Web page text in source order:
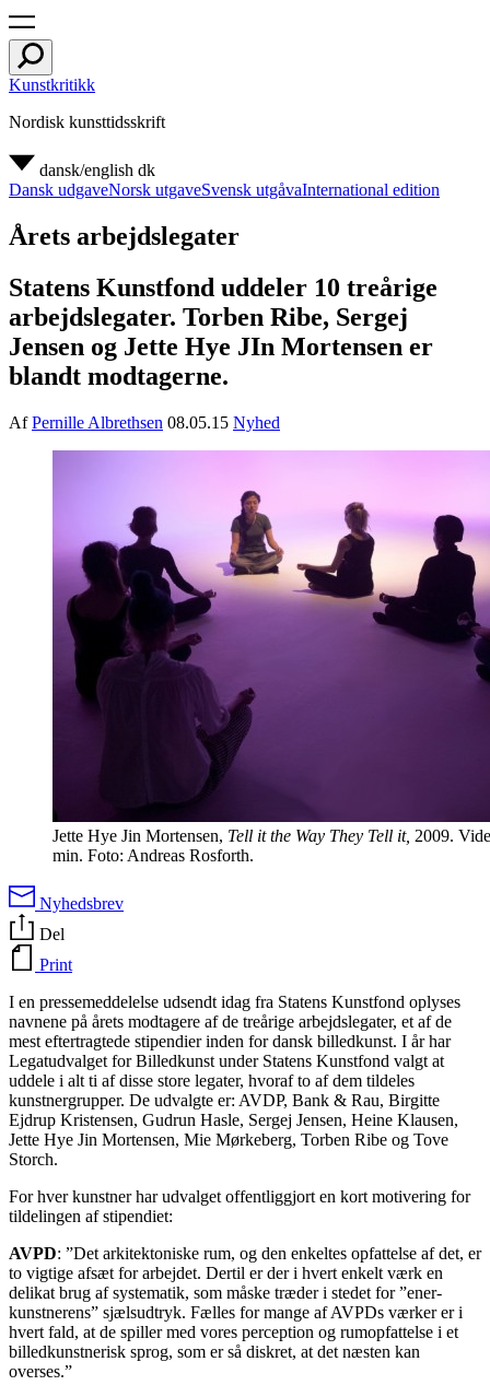
Kunstkritikk
Nordisk kunsttidsskrift
dansk/english dk
Dansk udgaveNorsk utgaveSvensk utgåvaInternational edition
Årets arbejdslegater
Statens Kunstfond uddeler 10 treårige
arbejdslegater. Torben Ribe, Sergej
Jensen og Jette Hye JIn Mortensen er
blandt modtagerne.
AfPernille Albrethsen 08.05.15 Nyhed
Jette Hye Jin Mortensen, Tell it the Way They Tell it, 2009.
min. Foto: Andreas Rosforth.
Nyhedsbrev
Del
Print
I en pressemeddelelse udsendt idag fra Statens Kunstfond oplyses
navnene på årets modtagere af de treårige arbejdslegater, et af de
mest eftertragtede stipendier inden for dansk billedkunst. I år har
Legatudvalget for Billedkunst under Statens Kunstfond valgt at
uddele i alt ti af disse store legater, hvoraf to af dem tildeles
kunstnergrupper. De udvalgte er: AVDP, Bank & Rau, Birgitte
Ejdrup Kristensen, Gudrun Hasle, Sergej Jensen, Heine Klausen,
Jette Hye Jin Mortensen, Mie Mørkeberg, Torben Ribe og Tove
Storch.
For hver kunstner har udvalget offentliggjort en kort motivering for
tildelingen af stipendiet:
AVPD: ”Det arkitektoniske rum, og den enkeltes opfattelse af det, er
to vigtige afsæt for arbejdet. Dertil er der i hvert enkelt værk en
delikat brug af systematik, som måske træder i stedet for ”ener-
kunstnerens” sjælsudtryk. Fælles for mange af AVPDs værker er i
hvert fald, at de spiller med vores perception og rumopfattelse i et
billedkunstnerisk sprog, som er så diskret, at det næsten kan
overses.”